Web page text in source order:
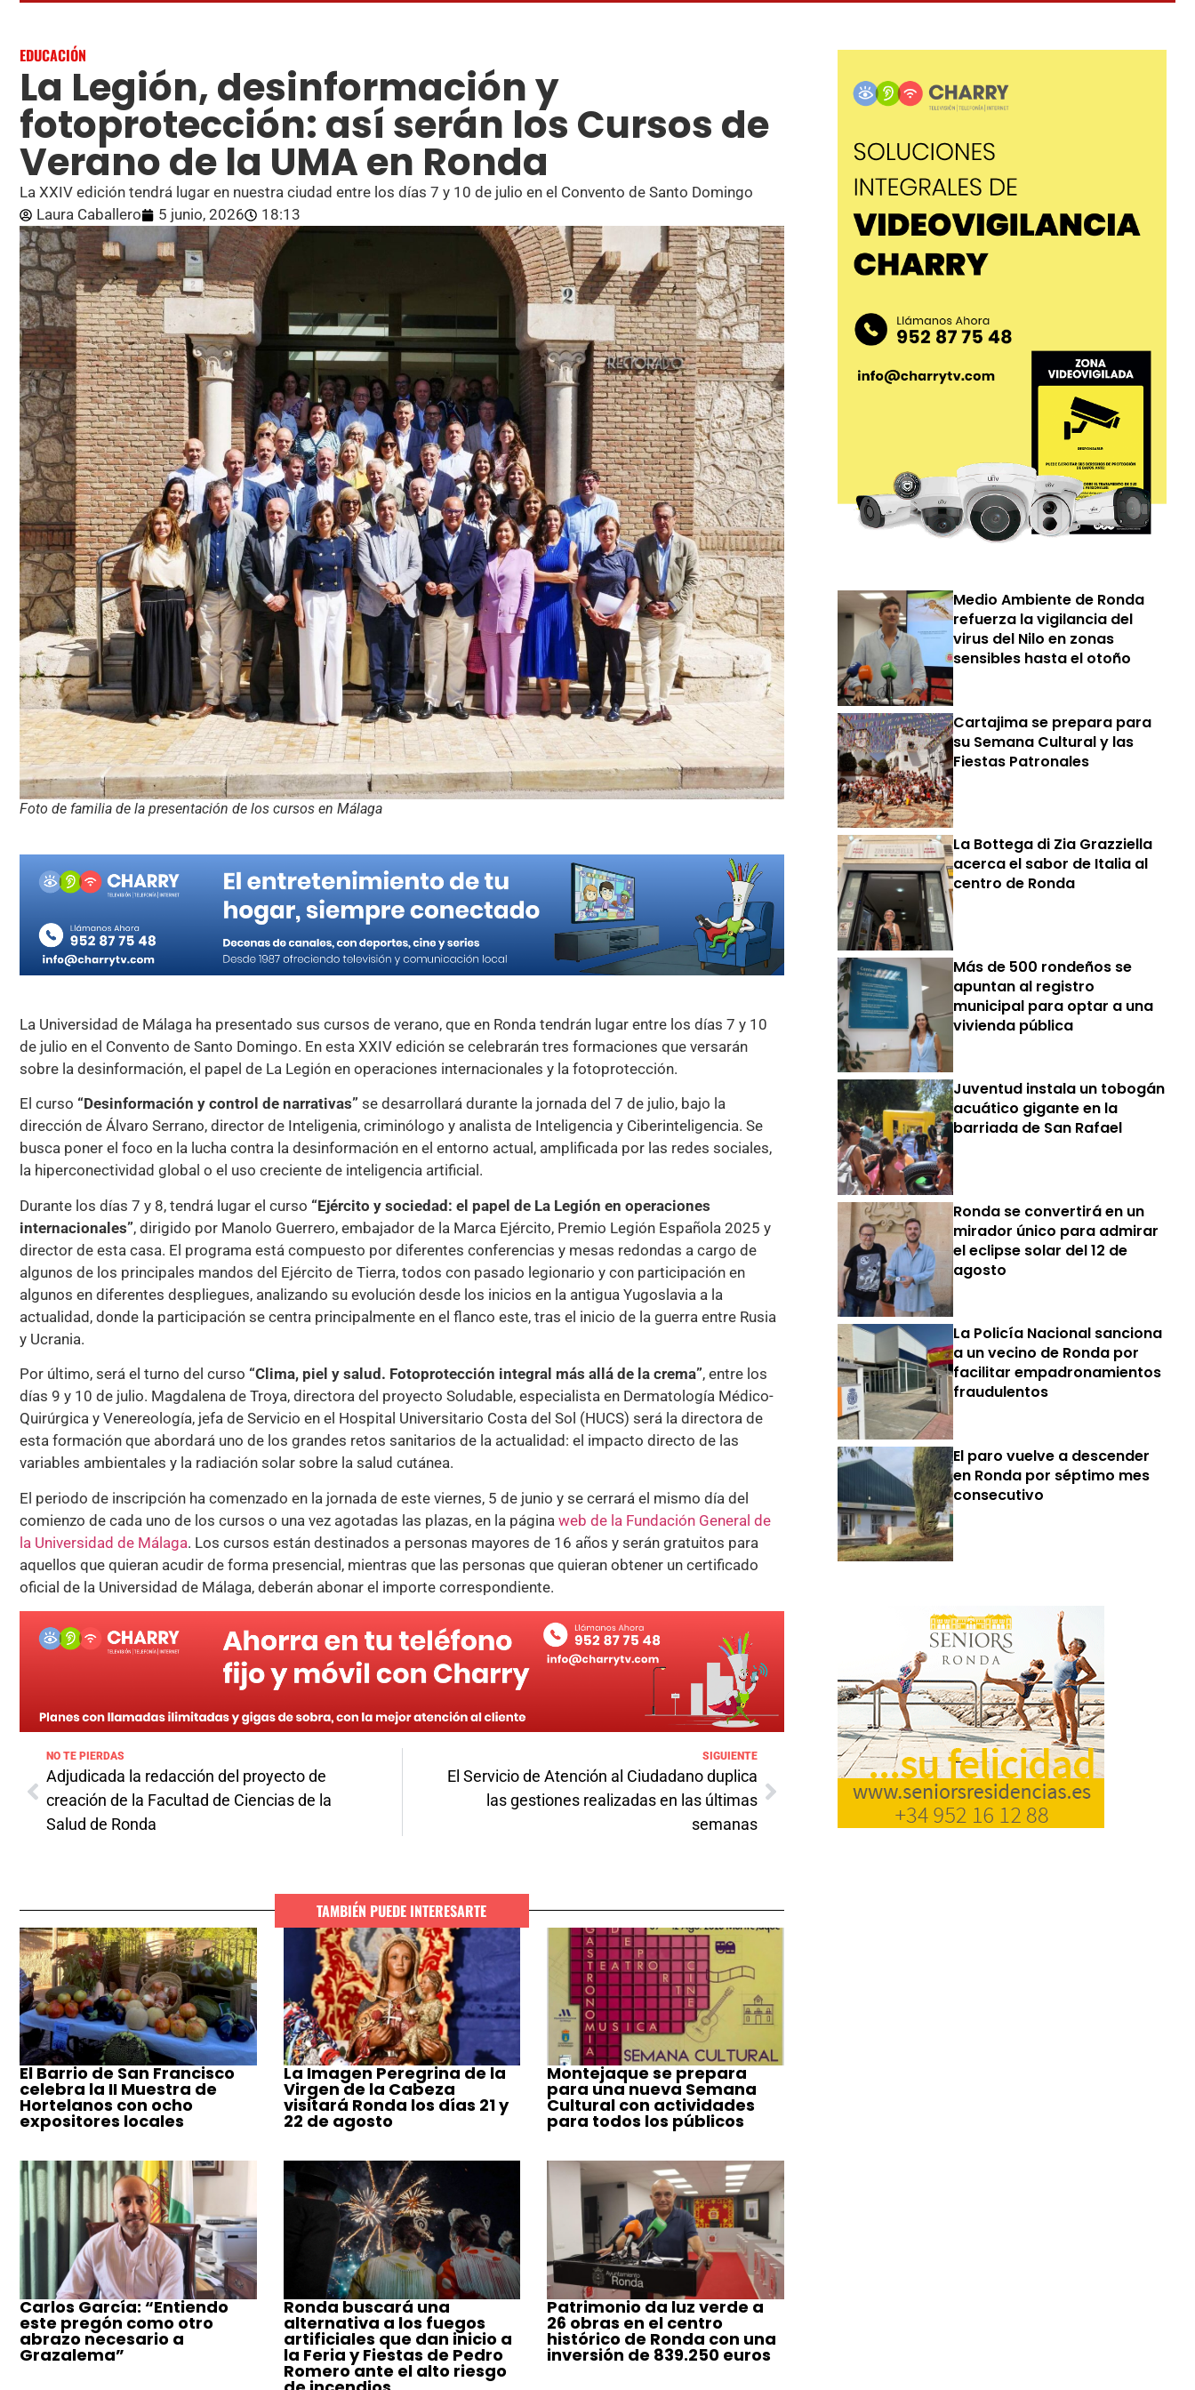
EDUCACIÓN
La Legión, desinformación y
fotoprotección: así serán los Cursos de
Verano de la UMA en Ronda
La XXIV edición tendrá lugar en nuestra ciudad entre los días 7 y 10 de julio en el Convento de Santo Domingo
Laura Caballero
5 junio, 2026 18:13
Foto de familia de la presentación de los cursos en Málaga
La Universidad de Málaga ha presentado sus cursos de verano, que en Ronda tendrán lugar entre los días 7 y 10
de julio en el Convento de Santo Domingo. En esta XXIV edición se celebrarán tres formaciones que versarán
sobre la desinformación, el papel de La Legión en operaciones internacionales y la fotoprotección.
El curso “Desinformación y control de narrativas” se desarrollará durante la jornada del 7 de julio, bajo la
dirección de Álvaro Serrano, director de Inteligenia, criminólogo y analista de Inteligencia y Ciberinteligencia. Se
busca poner el foco en la lucha contra la desinformación en el entorno actual, amplificada por las redes sociales,
la hiperconectividad global o el uso creciente de inteligencia artificial.
Durante los días 7 y 8, tendrá lugar el curso “Ejército y sociedad: el papel de La Legión en operaciones
internacionales”, dirigido por Manolo Guerrero, embajador de la Marca Ejército, Premio Legión Española 2025 y
director de esta casa. El programa está compuesto por diferentes conferencias y mesas redondas a cargo de
algunos de los principales mandos del Ejército de Tierra, todos con pasado legionario y con participación en
algunos en diferentes despliegues, analizando su evolución desde los inicios en la antigua Yugoslavia a la
actualidad, donde la participación se centra principalmente en el flanco este, tras el inicio de la guerra entre Rusia
y Ucrania.
Por último, será el turno del curso “Clima, piel y salud. Fotoprotección integral más allá de la crema”, entre los
días 9 y 10 de julio. Magdalena de Troya, directora del proyecto Soludable, especialista en Dermatología Médico-
Quirúrgica y Venereología, jefa de Servicio en el Hospital Universitario Costa del Sol (HUCS) será la directora de
esta formación que abordará uno de los grandes retos sanitarios de la actualidad: el impacto directo de las
variables ambientales y la radiación solar sobre la salud cutánea.
El periodo de inscripción ha comenzado en la jornada de este viernes, 5 de junio y se cerrará el mismo día del
comienzo de cada uno de los cursos o una vez agotadas las plazas, en la página web de la Fundación General de
la Universidad de Málaga. Los cursos están destinados a personas mayores de 16 años y serán gratuitos para
aquellos que quieran acudir de forma presencial, mientras que las personas que quieran obtener un certificado
oficial de la Universidad de Málaga, deberán abonar el importe correspondiente.
NO TE PIERDAS
Adjudicada la redacción del proyecto de
creación de la Facultad de Ciencias de la
Salud de Ronda
SIGUIENTE
El Servicio de Atención al Ciudadano duplica
las gestiones realizadas en las últimas
semanas
TAMBIÉN PUEDE INTERESARTE
El Barrio de San Francisco
celebra la II Muestra de
Hortelanos con ocho
expositores locales
La Imagen Peregrina de la
Virgen de la Cabeza
visitará Ronda los días 21 y
22 de agosto
Montejaque se prepara
para una nueva Semana
Cultural con actividades
para todos los públicos
Carlos García: “Entiendo
este pregón como otro
abrazo necesario a
Grazalema”
Ronda buscará una
alternativa a los fuegos
artificiales que dan inicio a
la Feria y Fiestas de Pedro
Romero ante el alto riesgo
Patrimonio da luz verde a
26 obras en el centro
histórico de Ronda con una
inversión de 839.250 euros
Medio Ambiente de Ronda
refuerza la vigilancia del
virus del Nilo en zonas
sensibles hasta el otoño
Cartajima se prepara para
su Semana Cultural y las
Fiestas Patronales
La Bottega di Zia Grazziella
acerca el sabor de Italia al
centro de Ronda
Más de 500 rondeños se
apuntan al registro
municipal para optar a una
vivienda pública
Juventud instala un tobogán
acuático gigante en la
barriada de San Rafael
Ronda se convertirá en un
mirador único para admirar
el eclipse solar del 12 de
agosto
La Policía Nacional sanciona
a un vecino de Ronda por
facilitar empadronamientos
fraudulentos
El paro vuelve a descender
en Ronda por séptimo mes
consecutivo